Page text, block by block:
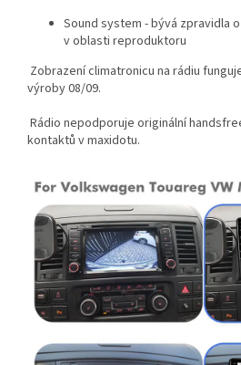
Sound system - bývá zpravidla
v oblasti reproduktoru
Zobrazení climatronicu na rádiu
výroby 08/09.
Rádio nepodporuje originální
kontaktů v maxidotu.